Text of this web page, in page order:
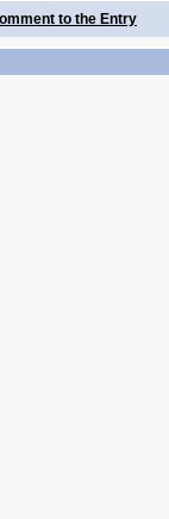
to the Entry